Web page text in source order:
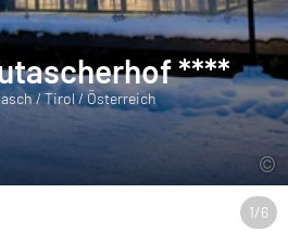
1/6
****
/ Tirol / Österreich